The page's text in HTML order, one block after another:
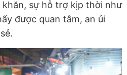
khăn, sự hỗ trợ kịp thời như
được quan tâm, an ủi